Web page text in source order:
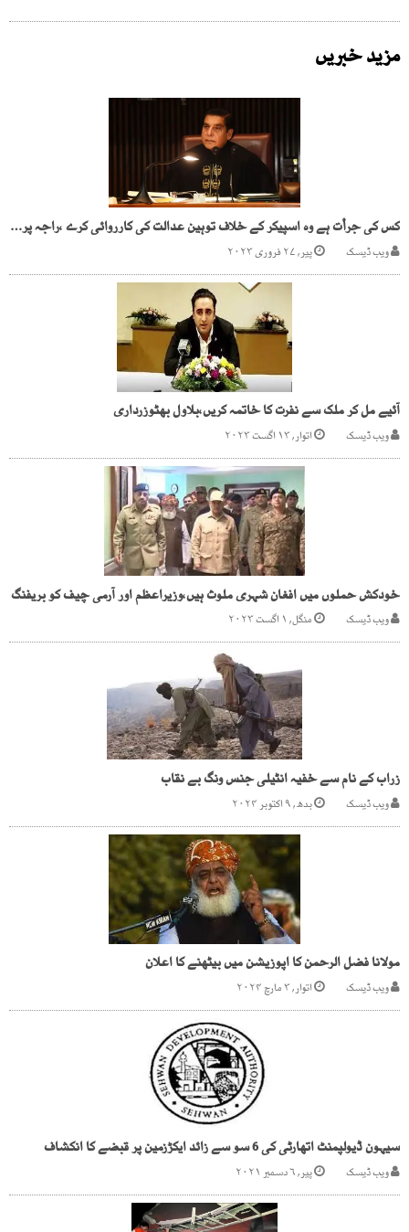
مزید خبریں
کس کی جرأت ہے وہ اسپیکر کے خلاف توہین عدالت کی کارروائی کرے ،راجہ پروزیراشرف
ویب ڈیسک پیر, ۲۷ فروری ۲۰۲۳
آئیے مل کر ملک سے نفرت کا خاتمہ کریں،بلاول بھٹوزرداری
ویب ڈیسک اتوار, ۱۳ اگست ۲۰۲۳
خودکش حملوں میں افغان شہری ملوث ہیں،وزیراعظم اور آرمی چیف کو بریفنگ
ویب ڈیسک منگل, ۱ اگست ۲۰۲۳
زراب کے نام سے خفیہ انٹیلی جنس ونگ بے نقاب
ویب ڈیسک بدھ, ۹ اکتوبر ۲۰۲۴
مولانا فضل الرحمن کا اپوزیشن میں بیٹھنے کا اعلان
ویب ڈیسک اتوار, ۳ مارچ ۲۰۲۴
سیہون ڈیولپمنٹ اتھارٹی کی 6 سو سے زائد ایکڑزمین پر قبضے کا انکشاف
ویب ڈیسک پیر, ۶ دسمبر ۲۰۲۱